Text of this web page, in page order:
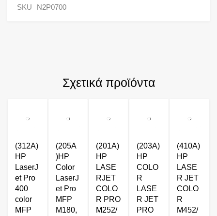
SKU N2P0700
Σχετικά προϊόντα
(312A)
HP
LaserJ
et Pro
400
color
MFP
(205A
)HP
Color
LaserJ
et Pro
MFP
M180,
(201A)
HP
LASE
RJET
COLO
R PRO
M252/
(203A)
HP
COLO
R
LASE
R JET
PRO
(410A)
HP
LASE
R JET
COLO
R
M452/